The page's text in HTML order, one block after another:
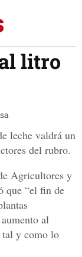
litro
leche valdrá un
del rubro.
Agricultores y
que “el fin de
al
y como lo